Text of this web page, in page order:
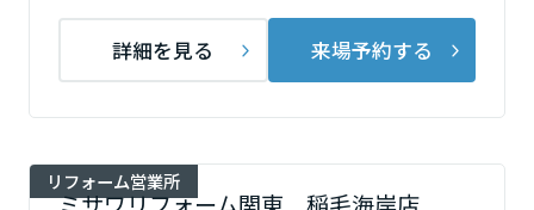
詳細を見る 来場予約する
リフォーム営業所
東京都
甲信越・北陸